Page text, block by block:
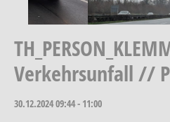
Verkehrsunfall //
30.12.202409:44 - 11:00